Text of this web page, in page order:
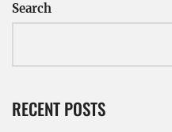
Search
RECENT POSTS